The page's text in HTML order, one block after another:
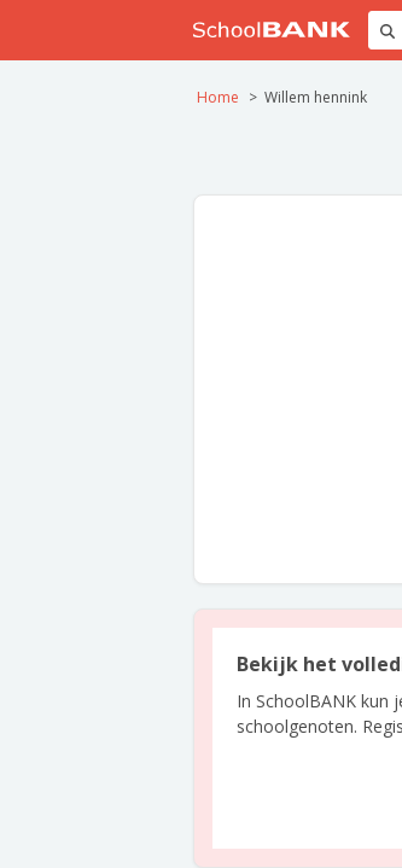
Home Willem hennink
Bekijk het
In SchoolBANK kun
schoolgenoten.